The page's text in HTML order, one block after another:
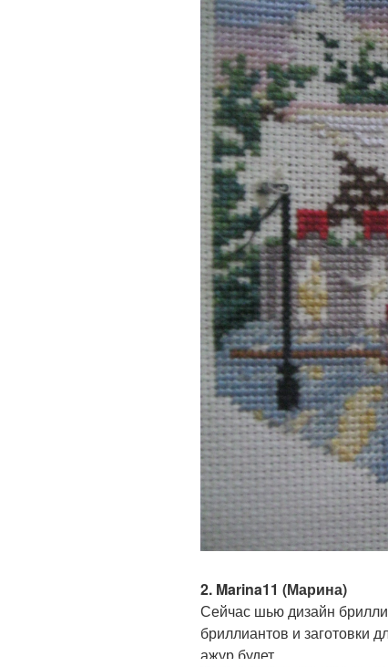
2. Marina11 (Марина)
Сейчас шью дизайн
бриллиантов и заготовки
ажур будет.